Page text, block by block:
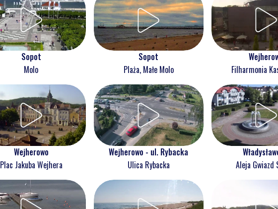
Sopot
Molo
Sopot
Plaża, Małe Molo
Filharmonia
Wejherowo
Plac Jakuba Wejhera
Wejherowo - ul. Rybacka
Ulica Rybacka
Aleja Gwiazd